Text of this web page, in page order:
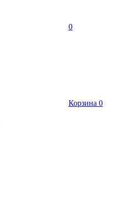
0
Корзина 0